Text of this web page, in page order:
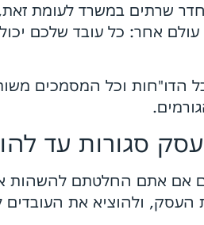
שרתים במשרד לעומת
עולם אחר: כל עובד שלכם
הדו"חות וכל המסמכים
סגורות עד
אם אתם החלטתם להשהות
העסק, ולהוציא את